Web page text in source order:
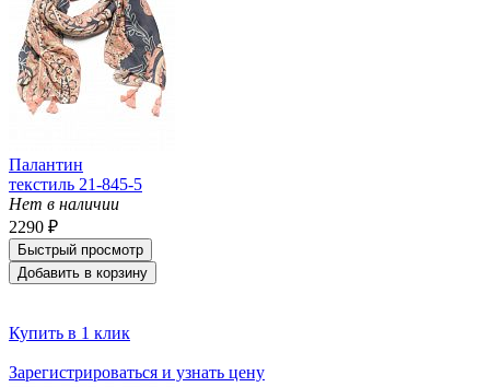
Палантин
текстиль 21-845-5
Нет в наличии
2290 ₽
Быстрый просмотр
Добавить в корзину
Купить в 1 клик
Зарегистрироваться и узнать цену